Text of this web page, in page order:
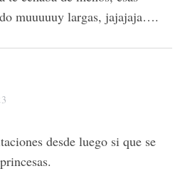
muuuuuy largas, jajajaja….
desde luego si que se